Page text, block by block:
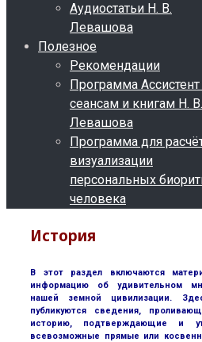
Аудиостатьи Н. В.
Левашова
Полезное
Рекомендации
Программа Ассистент
сеансам и книгам Н. В.
Левашова
Программа для
визуализации
персональных
человека
История
В этот раздел включаются
информацию об удивительном
нашей земной цивилизации.
публикуются сведения,
историю, подтверждающие и
всевозможные прямые или